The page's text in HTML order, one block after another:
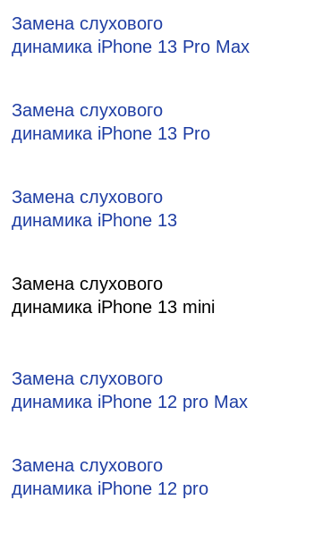
Замена слухового
динамика iPhone 13 Pro Max
Замена слухового
динамика iPhone 13 Pro
Замена слухового
динамика iPhone 13
Замена слухового
динамика iPhone 13 mini
Замена слухового
динамика iPhone 12 pro Max
Замена слухового
динамика iPhone 12 pro